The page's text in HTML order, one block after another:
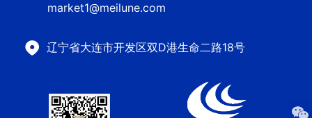
market1@meilune.com
辽宁省大连市开发区双D港生命二路18号